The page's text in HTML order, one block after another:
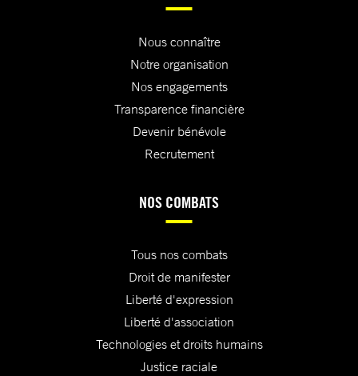
Nous connaître
Notre organisation
Nos engagements
Transparence financière
Devenir bénévole
Recrutement
NOS COMBATS
Tous nos combats
Droit de manifester
Liberté d'expression
Liberté d'association
Technologies et droits humains
Justice raciale